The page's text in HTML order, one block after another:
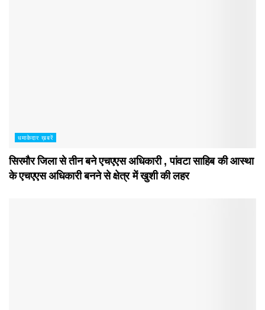
धमाकेदार ख़बरें
सिरमौर जिला से तीन बने एचएएस अधिकारी , पांवटा साहिब की आस्था
के एचएएस अधिकारी बनने से क्षेत्र में खुशी की लहर